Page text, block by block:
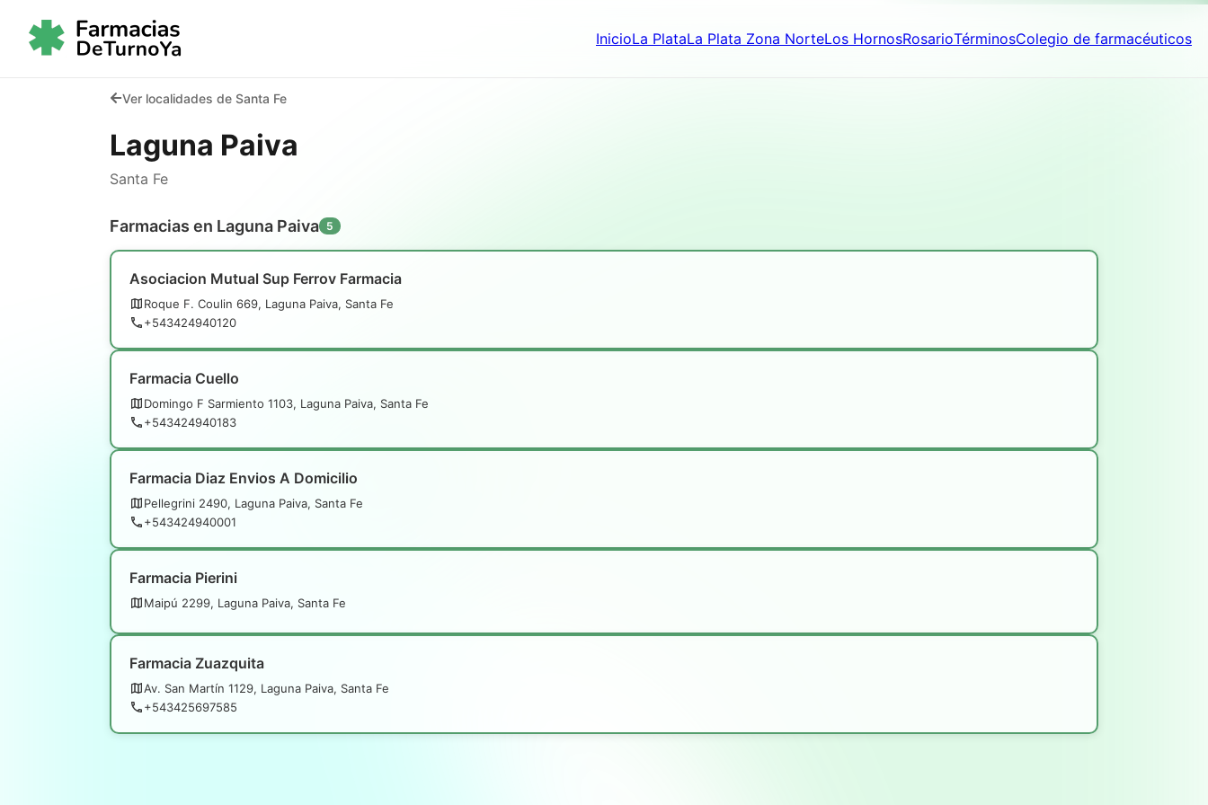
InicioLa PlataLa Plata Zona NorteLos HornosRosarioTérminosColegio de farmacéuticos
Ver localidades de Santa Fe
Laguna Paiva
Santa Fe
Farmacias en Laguna Paiva 5
Asociacion Mutual Sup Ferrov Farmacia
Roque F. Coulin 669, Laguna Paiva, Santa Fe
+543424940120
Farmacia Cuello
Domingo F Sarmiento 1103, Laguna Paiva, Santa Fe
+543424940183
Farmacia Diaz Envios A Domicilio
Pellegrini 2490, Laguna Paiva, Santa Fe
+543424940001
Farmacia Pierini
Maipú 2299, Laguna Paiva, Santa Fe
Farmacia Zuazquita
Av. San Martín 1129, Laguna Paiva, Santa Fe
+543425697585